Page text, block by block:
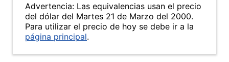
Advertencia: Las equivalencias usan el precio
del dólar del Martes 21 de Marzo del 2000.
Para utilizar el precio de hoy se debe ir a la
página principal.